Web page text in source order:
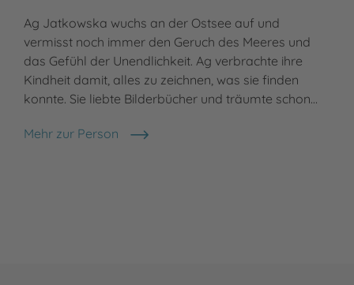
Ag Jatkowska wuchs an der Ostsee auf und
vermisst noch immer den Geruch des Meeres und
das Gefühl der Unendlichkeit. Ag verbrachte ihre
Kindheit damit, alles zu zeichnen, was sie finden
konnte. Sie liebte Bilderbücher und träumte schon…
Mehr zur Person
Ag Jatkowska